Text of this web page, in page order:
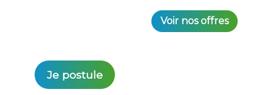
Voir nos offres
Je postule